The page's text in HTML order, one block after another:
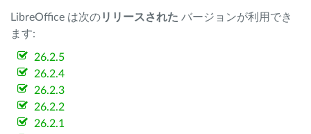
LibreOffice は次のリリースされた バージョンが利用でき
ます:
26.2.5
26.2.4
26.2.3
26.2.2
26.2.1